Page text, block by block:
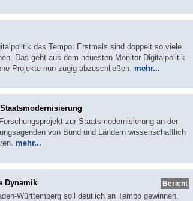
das Tempo: Erstmals sind doppelt so viele
Das geht aus dem neuesten Monitor Digitalpolitik
Projekte nun zügig abzuschließen. mehr...
zur Staatsmodernisierung an der
von Bund und Ländern wissenschaftlich
mehr...
Bericht
Dynamik
Württemberg soll deutlich an Tempo gewinnen.